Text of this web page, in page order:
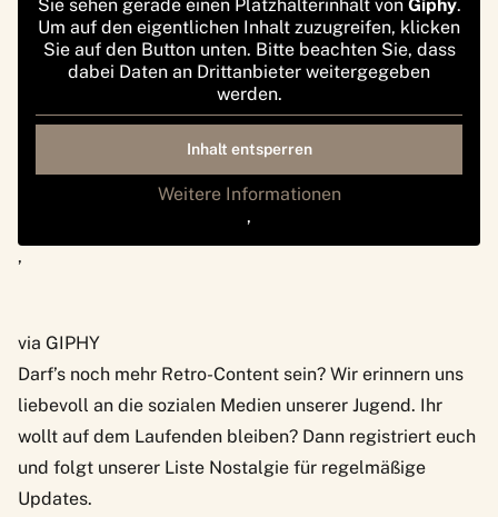
Sie sehen gerade einen Platzhalterinhalt von Giphy.
Um auf den eigentlichen Inhalt zuzugreifen, klicken
Sie auf den Button unten. Bitte beachten Sie, dass
dabei Daten an Drittanbieter weitergegeben
werden.
Inhalt entsperren
Weitere Informationen
‚
‚
via GIPHY
Darf’s noch mehr Retro-Content sein? Wir erinnern uns
liebevoll an die sozialen Medien unserer Jugend. Ihr
wollt auf dem Laufenden bleiben? Dann registriert euch
und folgt unserer Liste Nostalgie für regelmäßige
Updates.